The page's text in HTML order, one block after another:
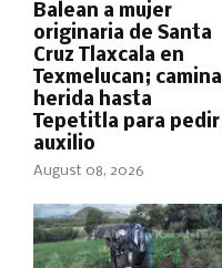
Balean a mujer
originaria de Santa
Cruz Tlaxcala en
Texmelucan; camina
herida hasta
Tepetitla para pedir
auxilio
August 08, 2026